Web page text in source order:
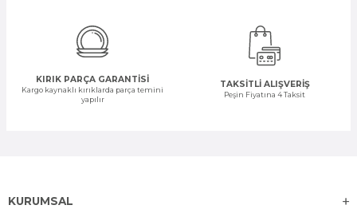
KIRIK PARÇA GARANTİSİ
Kargo kaynaklı kırıklarda parça temini
yapılır
TAKSİTLİ ALIŞVERİŞ
Peşin Fiyatına 4 Taksit
KURUMSAL